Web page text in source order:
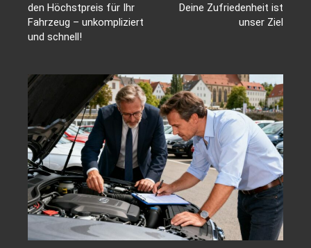
den Höchstpreis für Ihr
Fahrzeug – unkompliziert
und schnell!
Deine Zufriedenheit ist
unser Ziel